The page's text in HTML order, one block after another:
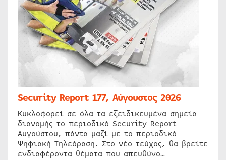
Security Report 177, Αύγουστος 2026
Κυκλοφορεί σε όλα τα εξειδικευμένα σημεία
διανομής το περιοδικό Security Report
Αυγούστου, πάντα μαζί με το περιοδικό
Ψηφιακή Τηλεόραση. Στο νέο τεύχος, θα βρείτε
ενδιαφέροντα θέματα που απευθύνο…